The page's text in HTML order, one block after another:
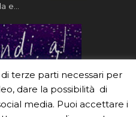
e…
terze parti necessari per
dare la possibilità di
media. Puoi accettare i